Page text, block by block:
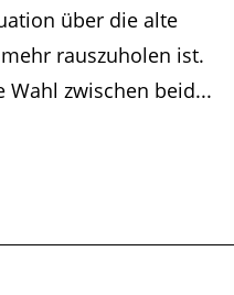
über die alte
rauszuholen ist.
Wahl zwischen beid...